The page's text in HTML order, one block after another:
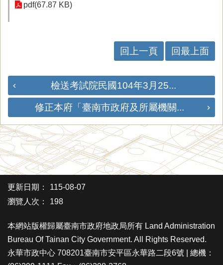
pdf(67.87 KB)
回上一頁 回最上面
檢送考試院民國104年3月25...
修正本府「臺南市政府及所屬機關...
更新日期：
115-08-07
瀏覽人次：
198
本網站版權歸屬臺南市政府地政局所有 Land Administration
Bureau Of Tainan City Government. All Rights Reserved.
永華市政中心 708201臺南市安平區永華路二段6號 | 總機：